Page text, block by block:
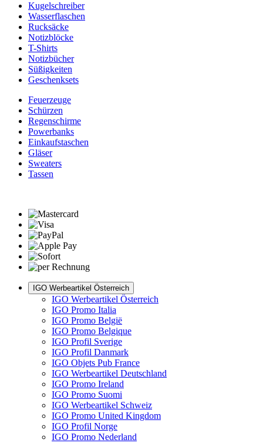
Kugelschreiber
Wasserflaschen
Rucksäcke
Notizblöcke
T-Shirts
Notizbücher
Süßigkeiten
Geschenksets
Feuerzeuge
Schürzen
Regenschirme
Powerbanks
Einkaufstaschen
Gläser
Sweaters
Tassen
IGO Werbeartikel Österreich
IGO Werbeartikel Österreich
IGO Promo Italia
IGO Promo België
IGO Promo Belgique
IGO Profil Sverige
IGO Profil Danmark
IGO Objets Pub France
IGO Werbeartikel Deutschland
IGO Promo Ireland
IGO Promo Suomi
IGO Werbeartikel Schweiz
IGO Promo United Kingdom
IGO Profil Norge
IGO Promo Nederland